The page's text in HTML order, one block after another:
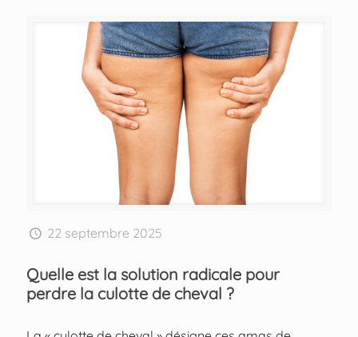
22 septembre 2025
Quelle est la solution radicale pour
perdre la culotte de cheval ?